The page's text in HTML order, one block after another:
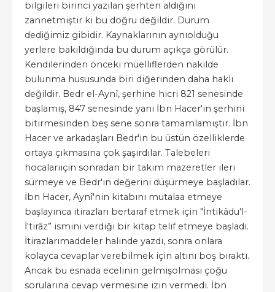
bilgileri birinci yazılan şerhten aldığını
zannetmiştir ki bu doğru değildir. Durum
dediğimiz gibidir. Kaynaklarının aynıolduğu
yerlere bakıldığında bu durum açıkça görülür.
Kendilerinden önceki müelliflerden nakilde
bulunma hususunda biri diğerinden daha haklı
değildir. Bedr el-Aynî, şerhine hicri 821 senesinde
başlamış, 847 senesinde yani İbn Hacer'in şerhini
bitirmesinden beş sene sonra tamamlamıştır. İbn
Hacer ve arkadaşları Bedr'in bu üstün özelliklerde
ortaya çıkmasına çok şaşırdılar. Talebeleri
hocalarıiçin sonradan bir takım mazeretler ileri
sürmeye ve Bedr'in değerini düşürmeye başladılar.
İbn Hacer, Aynî'nin kitabını mutalaa etmeye
başlayınca itirazları bertaraf etmek için "İntikâdu'l-
İ'tirâz” ismini verdiği bir kitap telif etmeye başladı.
İtirazlarımaddeler halinde yazdı, sonra onlara
kolayca cevaplar verebilmek için altını boş bıraktı.
Ancak bu esnada ecelinin gelmişolması çoğu
sorularına cevap vermesine izin vermedi. İbn